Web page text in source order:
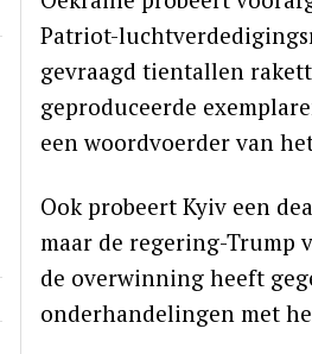
Patriot-
gevraagd tientallen
geproduceerde
een woordvoerder van
Ook probeert Kyiv een
maar de regering-Trump
de overwinning heeft
onderhandelingen met